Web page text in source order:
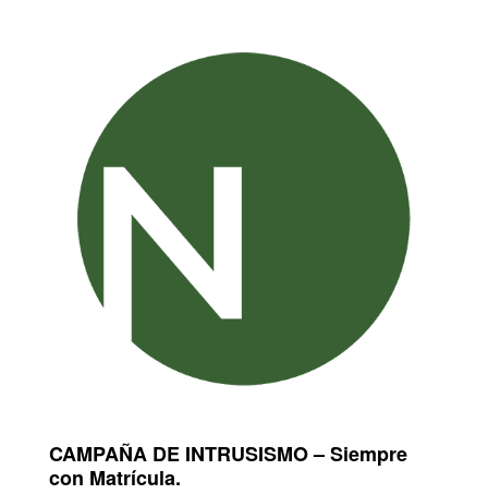
CAMPAÑA DE INTRUSISMO – Siempre
con Matrícula.